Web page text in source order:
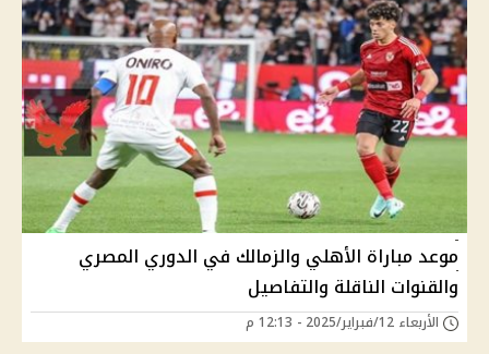
موعد مباراة الأهلي والزمالك في الدوري المصري
والقنوات الناقلة والتفاصيل
الأربعاء 12/فبراير/2025 - 12:13 م